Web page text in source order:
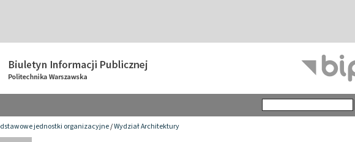
jednostki organizacyjne/Wydział Architektury